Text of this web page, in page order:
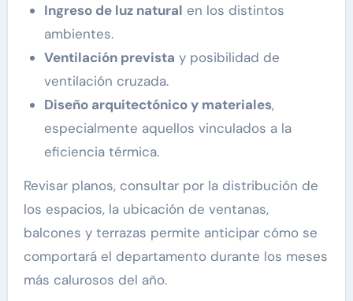
Ingreso de luz natural en los distintos
ambientes.
Ventilación prevista y posibilidad de
ventilación cruzada.
Diseño arquitectónico y materiales,
especialmente aquellos vinculados a la
eficiencia térmica.
Revisar planos, consultar por la distribución de
los espacios, la ubicación de ventanas,
balcones y terrazas permite anticipar cómo se
comportará el departamento durante los meses
más calurosos del año.